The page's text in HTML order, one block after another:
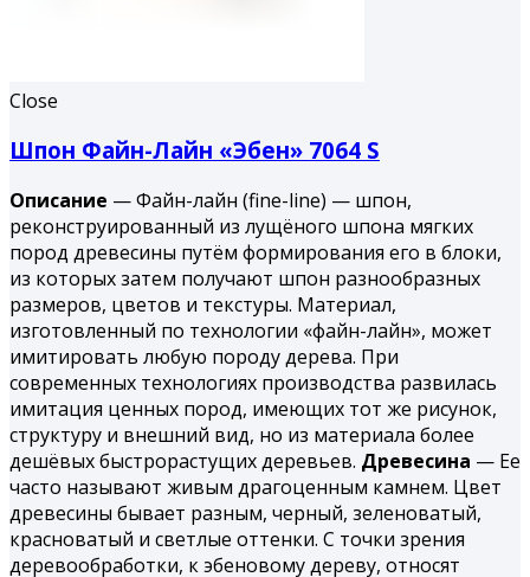
Close
Шпон Файн-Лайн «Эбен» 7064 S
Описание — Файн-лайн (fine-line) — шпон,
реконструированный из лущёного шпона мягких
пород древесины путём формирования его в блоки,
из которых затем получают шпон разнообразных
размеров, цветов и текстуры. Материал,
изготовленный по технологии «файн-лайн», может
имитировать любую породу дерева. При
современных технологиях производства развилась
имитация ценных пород, имеющих тот же рисунок,
структуру и внешний вид, но из материала более
дешёвых быстрорастущих деревьев. Древесина — Ее
часто называют живым драгоценным камнем. Цвет
древесины бывает разным, черный, зеленоватый,
красноватый и светлые оттенки. С точки зрения
деревообработки, к эбеновому дереву, относят